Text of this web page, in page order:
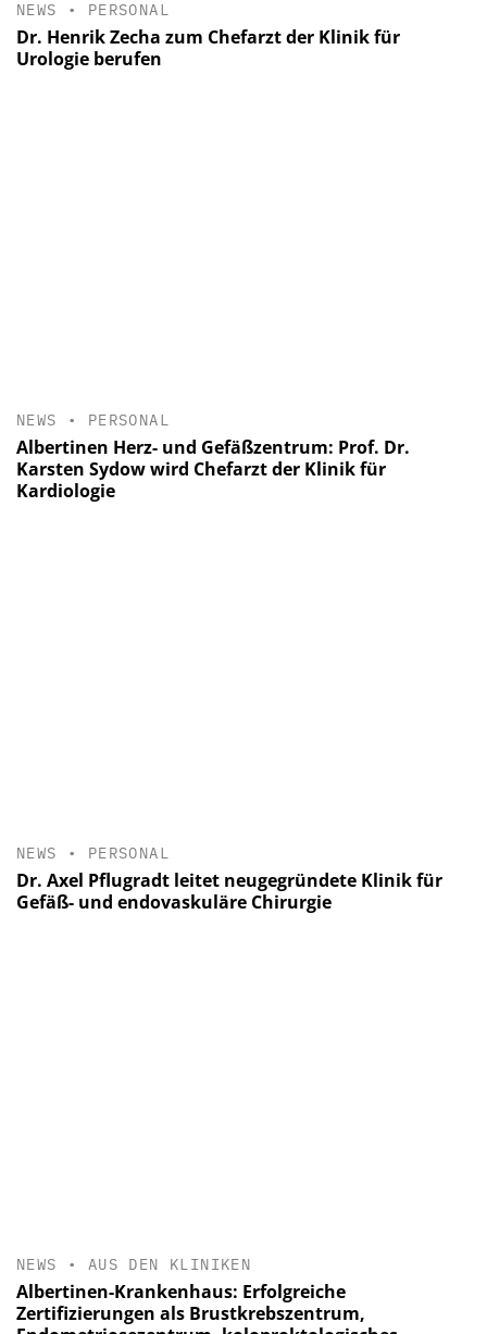
NEWS • PERSONAL
Dr. Henrik Zecha zum Chefarzt der Klinik für
Urologie berufen
NEWS • PERSONAL
Albertinen Herz- und Gefäßzentrum: Prof. Dr.
Karsten Sydow wird Chefarzt der Klinik für
Kardiologie
NEWS • PERSONAL
Dr. Axel Pflugradt leitet neugegründete Klinik für
Gefäß- und endovaskuläre Chirurgie
NEWS • AUS DEN KLINIKEN
Albertinen-Krankenhaus: Erfolgreiche
Zertifizierungen als Brustkrebszentrum,